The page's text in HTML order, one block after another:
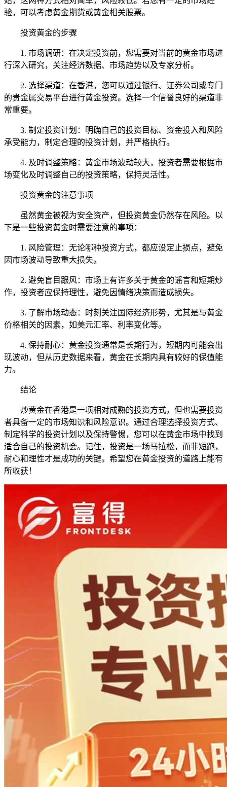
验，可以考虑黄金期货或黄金相关股票。
投资黄金的步骤
1. 市场调研：在决定投资前，您需要对当前的黄金市场进
行深入研究，关注经济数据、市场趋势以及专家分析。
2. 选择渠道：在香港，您可以通过银行、证券公司或专门
的贵金属交易平台进行黄金投资。选择一个信誉良好的渠道非
常重要。
3. 制定投资计划：明确自己的投资目标、资金投入和风险
承受能力，制定合理的投资计划，并严格执行。
4. 及时调整策略：黄金市场波动较大，投资者需要根据市
场变化及时调整自己的投资策略，保持灵活性。
投资黄金的注意事项
虽然黄金被视为安全资产，但投资黄金仍然存在风险。以
下是一些投资黄金时需要注意的事项：
1. 风险管理：无论哪种投资方式，都应设定止损点，避免
因市场波动导致重大损失。
2. 避免盲目跟风：市场上有许多关于黄金的谣言和短期炒
作，投资者应保持理性，避免因情绪决策而造成损失。
3. 了解市场动态：时刻关注国际经济形势，尤其是与黄金
价格相关的因素，如美元汇率、利率变化等。
4. 保持耐心：黄金投资通常是长期行为，短期内可能会出
现波动，但从历史数据来看，黄金在长期内具有较好的保值能
力。
结论
炒黄金在香港是一项相对成熟的投资方式，但也需要投资
者具备一定的市场知识和风险意识。通过合理选择投资方式、
制定科学的投资计划以及保持警惕，您可以在黄金市场中找到
适合自己的投资机会。记住，投资是一场马拉松，而非短跑，
耐心和理性才是成功的关键。希望您在黄金投资的道路上能有
所收获！